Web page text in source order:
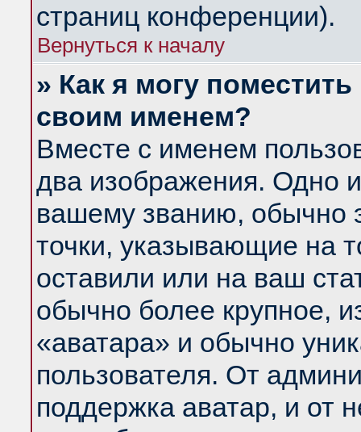
страниц конференции).
Вернуться к началу
» Как я могу
своим именем?
Вместе с именем
два изображения. Одно
вашему званию, обычно
точки, указывающие на
оставили или на ваш
обычно более крупное,
«аватара» и обычно
пользователя. От
поддержка аватар, и от